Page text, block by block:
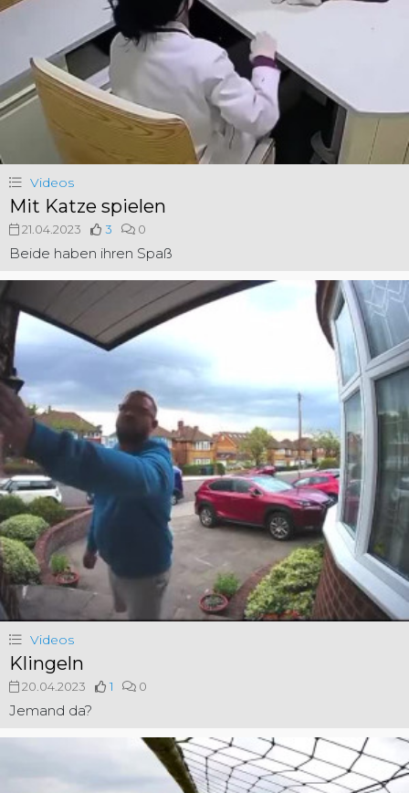
Videos
Mit Katze spielen
21.04.2023 3 0
Beide haben ihren Spaß
Videos
Klingeln
20.04.2023 1 0
Jemand da?